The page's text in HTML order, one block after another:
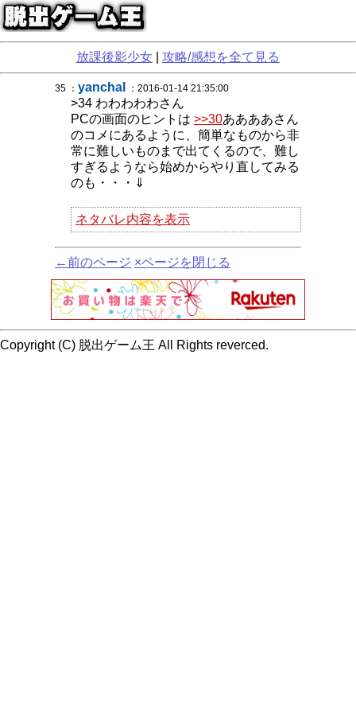
放課後影少女 攻略/感想を全て見る
35 ： yanchal ：2016-01-14 21:35:00
>34 わわわわわさん
PCの画面のヒントは >>30ああああさん
のコメにあるように、簡単なものから非
常に難しいものまで出てくるので、難し
すぎるようなら始めからやり直してみる
のも・・・⇓
ネタバレ内容を表示
←前のページ ×ページを閉じる
Copyright (C) 脱出ゲーム王 All Rights reverced.